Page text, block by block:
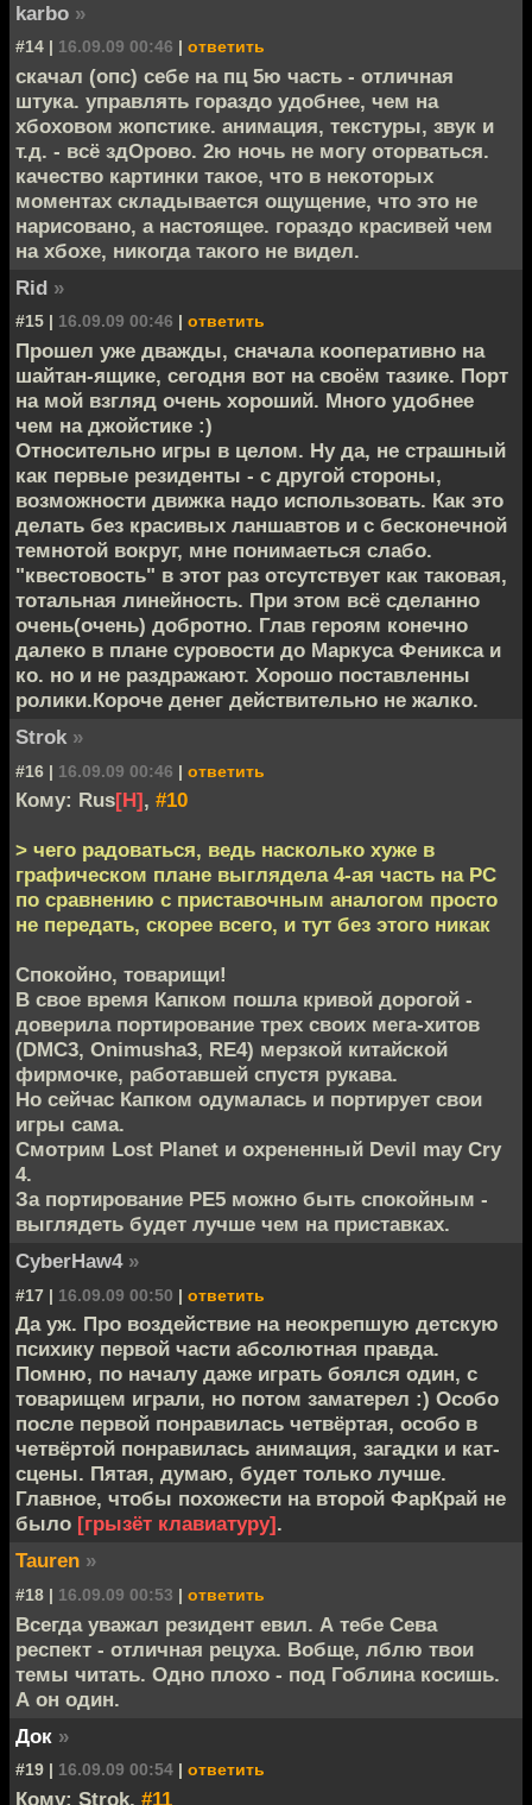
karbo »
#14 | 16.09.09 00:46 | ответить
скачал (опс) себе на пц 5ю часть - отличная
штука. управлять гораздо удобнее, чем на
хбоховом жопстике. анимация, текстуры, звук и
т.д. - всё здОрово. 2ю ночь не могу оторваться.
качество картинки такое, что в некоторых
моментах складывается ощущение, что это не
нарисовано, а настоящее. гораздо красивей чем
на хбохе, никогда такого не видел.
Rid »
#15 | 16.09.09 00:46 | ответить
Прошел уже дважды, сначала кооперативно на
шайтан-ящике, сегодня вот на своём тазике. Порт
на мой взгляд очень хороший. Много удобнее
чем на джойстике :)
Относительно игры в целом. Ну да, не страшный
как первые резиденты - с другой стороны,
возможности движка надо использовать. Как это
делать без красивых ланшавтов и с бесконечной
темнотой вокруг, мне понимаеться слабо.
"квестовость" в этот раз отсутствует как таковая,
тотальная линейность. При этом всё сделанно
очень(очень) добротно. Глав героям конечно
далеко в плане суровости до Маркуса Феникса и
ко. но и не раздражают. Хорошо поставленны
ролики.Короче денег действительно не жалко.
Strok »
#16 | 16.09.09 00:46 | ответить
Кому: Rus[H], #10
> чего радоваться, ведь насколько хуже в
графическом плане выглядела 4-ая часть на PC
по сравнению с приставочным аналогом просто
не передать, скорее всего, и тут без этого никак
Спокойно, товарищи!
В свое время Капком пошла кривой дорогой -
доверила портирование трех своих мега-хитов
(DMC3, Onimusha3, RE4) мерзкой китайской
фирмочке, работавшей спустя рукава.
Но сейчас Капком одумалась и портирует свои
игры сама.
Смотрим Lost Planet и охрененный Devil may Cry
4.
За портирование РЕ5 можно быть спокойным -
выглядеть будет лучше чем на приставках.
CyberHaw4 »
#17 | 16.09.09 00:50 | ответить
Да уж. Про воздействие на неокрепшую детскую
психику первой части абсолютная правда.
Помню, по началу даже играть боялся один, с
товарищем играли, но потом заматерел :) Особо
после первой понравилась четвёртая, особо в
четвёртой понравилась анимация, загадки и кат-
сцены. Пятая, думаю, будет только лучше.
Главное, чтобы похожести на второй ФарКрай не
было [грызёт клавиатуру].
Tauren »
#18 | 16.09.09 00:53 | ответить
Всегда уважал резидент евил. А тебе Сева
респект - отличная рецуха. Вобще, лблю твои
темы читать. Одно плохо - под Гоблина косишь.
А он один.
Док »
#19 | 16.09.09 00:54 | ответить
Кому: Strok, #11